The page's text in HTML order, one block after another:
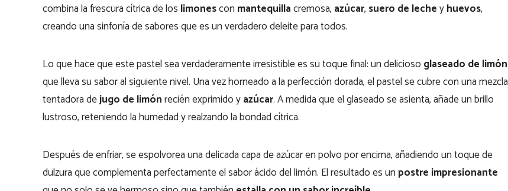
combina la frescura cítrica de los limonescon mantequillacremosa, azúcar, suero de lecheyhuevos,
creando una sinfonía de sabores que es un verdadero deleite para todos.
Lo que hace que este pastel sea verdaderamente irresistible es su toque final: un delicioso glaseado de limón
que lleva su sabor al siguiente nivel. Una vez horneado a la perfección dorada, el pastel se cubre con una mezcla
tentadora dejugo de limónrecién exprimido yazúcar. A medida que el glaseado se asienta, añade un brillo
lustroso, reteniendo la humedad y realzando la bondad cítrica.
Después de enfriar, se espolvorea una delicada capa de azúcar en polvo por encima, añadiendo un toque de
dulzura que complementa perfectamente el sabor ácido del limón. El resultado es un postre impresionante